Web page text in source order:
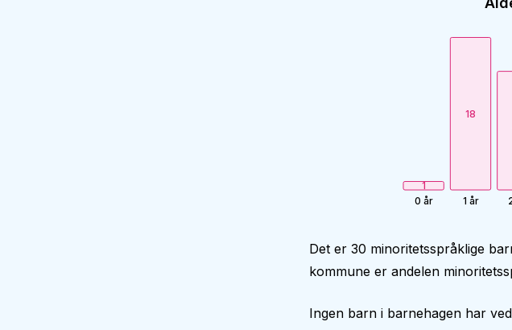
1
0 år
18
1 år
Det er 30 minoritetsspråklige
kommune er andelen
Ingen barn i barnehagen har